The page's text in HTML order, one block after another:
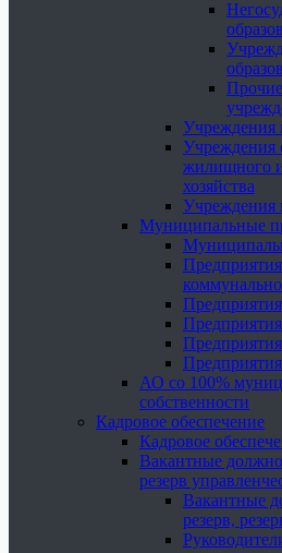
Учреждения
Учреждения
жилищного
хозяйства
Учреждения
Муниципальные
АО со 100%
собственности
Кадровое обеспечение
Кадровое
Вакантные
резерв
Вакантные
резерв,